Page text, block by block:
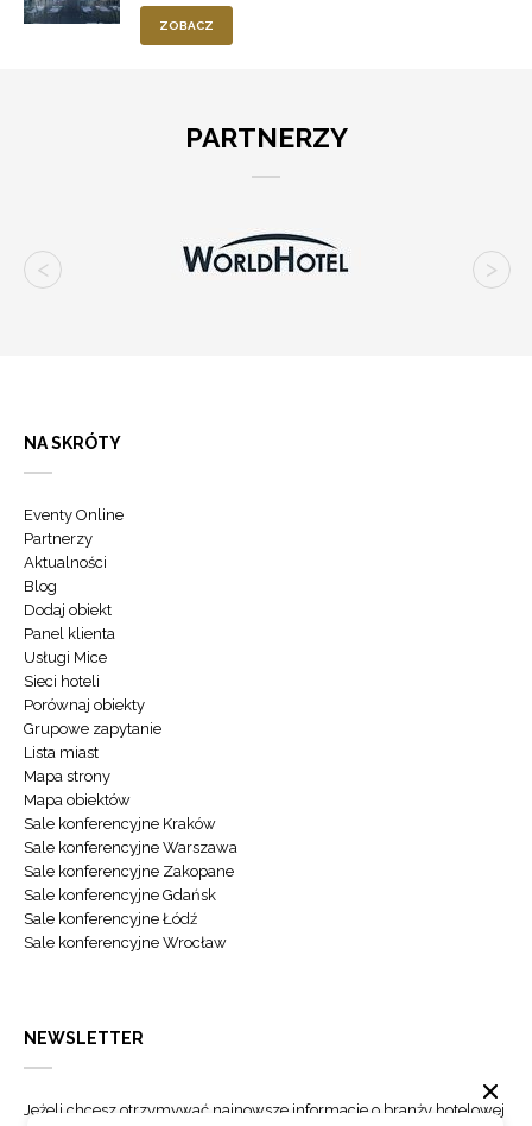
ZOBACZ
PARTNERZY
NA SKRÓTY
Eventy Online
Partnerzy
Aktualności
Blog
Dodaj obiekt
Panel klienta
Usługi Mice
Sieci hoteli
Porównaj obiekty
Grupowe zapytanie
Lista miast
Mapa strony
Mapa obiektów
Sale konferencyjne Kraków
Sale konferencyjne Warszawa
Sale konferencyjne Zakopane
Sale konferencyjne Gdańsk
Sale konferencyjne Łódź
Sale konferencyjne Wrocław
NEWSLETTER
Jeżeli chcesz otrzymywać najnowsze informacje o branży hotelowej